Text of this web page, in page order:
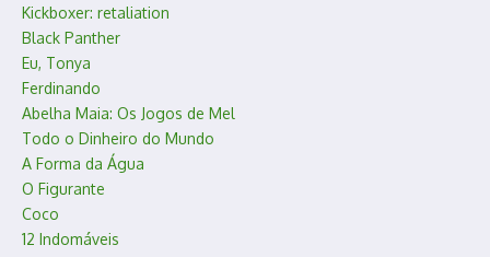
Kickboxer: retaliation
Black Panther
Eu, Tonya
Ferdinando
Abelha Maia: Os Jogos de Mel
Todo o Dinheiro do Mundo
A Forma da Água
O Figurante
Coco
12 Indomáveis